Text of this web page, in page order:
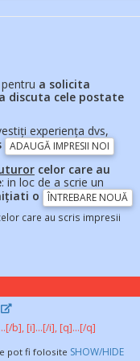
a solicita
a discuta cele postate
experiența dvs,
ADAUGĂ IMPRESII NOI
celor care au
: in loc de a scrie un
o ÎNTREBARE NOUĂ
care au scris impresii
b], [i]...[/i], [q]...[/q]
pot fi folosite SHOW/HIDE